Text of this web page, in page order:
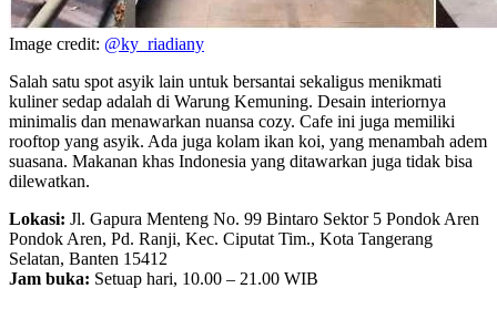
Image credit: @ky_riadiany
Salah satu spot asyik lain untuk bersantai sekaligus menikmati
kuliner sedap adalah di Warung Kemuning. Desain interiornya
minimalis dan menawarkan nuansa cozy. Cafe ini juga memiliki
rooftop yang asyik. Ada juga kolam ikan koi, yang menambah adem
suasana. Makanan khas Indonesia yang ditawarkan juga tidak bisa
dilewatkan.
Lokasi: Jl. Gapura Menteng No. 99 Bintaro Sektor 5 Pondok Aren
Pondok Aren, Pd. Ranji, Kec. Ciputat Tim., Kota Tangerang
Selatan, Banten 15412
Jam buka: Setuap hari, 10.00 – 21.00 WIB